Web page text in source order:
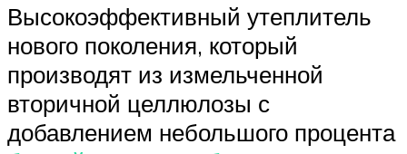
Высокоэффективный утеплитель
нового поколения, который
производят из измельченной
вторичной целлюлозы с
добавлением небольшого процента